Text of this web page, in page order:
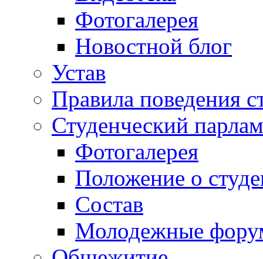
Фотогалерея
Новостной блог
Устав
Правила поведения
Студенческий
Фотогалерея
Положение о
Состав
Молодежные